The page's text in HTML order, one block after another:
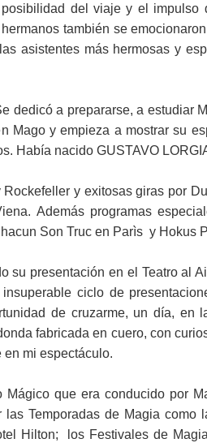
del viaje y el impulso
también se
asistentes más hermosas y
dedicó a prepararse, a estudiar
y empieza a mostrar su
Había nacido GUSTAVO
y exitosas giras por
Además programas
Son Truc en Parìs y Hokus
presentación en el Teatro al
ciclo de
de cruzarme, un día, en
fabricada en cuero, con
en mi espectáculo.
que era conducido por
Temporadas de Magia como
Hilton; los Festivales de